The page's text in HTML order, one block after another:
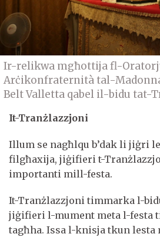
Ir-relikwa mgħottija fl-
Arċikonfraternità tal-
Belt Valletta qabel il-bidu tat-
It-Tranżlazzjoni
Illum se nagħlqu b’dak li jiġri
filgħaxija, jiġifieri t-
importanti mill-festa.
It-Tranżlazzjoni timmarka l-
jiġifieri l-mument meta l-festa
tagħha. Issa l-knisja tkun lesta